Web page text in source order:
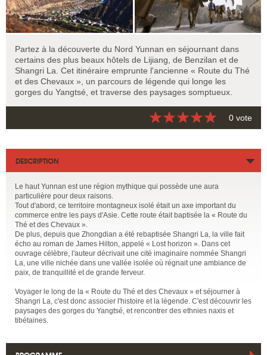
Partez à la découverte du Nord Yunnan en séjournant dans
certains des plus beaux hôtels de Lijiang, de Benzilan et de
Shangri La. Cet itinéraire emprunte l'ancienne « Route du Thé
et des Chevaux », un parcours de légende qui longe les
gorges du Yangtsé, et traverse des paysages somptueux.
0 vote
DESCRIPTION
Le haut Yunnan est une région mythique qui possède une aura
particulière pour deux raisons.
Tout d'abord, ce territoire montagneux isolé était un axe important du
commerce entre les pays d'Asie. Cette route était baptisée la « Route du
Thé et des Chevaux ».
De plus, depuis que Zhongdian a été rebaptisée Shangri La, la ville fait
écho au roman de James Hilton, appelé « Lost horizon ». Dans cet
ouvrage célèbre, l'auteur décrivait une cité imaginaire nommée Shangri
La, une ville nichée dans une vallée isolée où régnait une ambiance de
paix, de tranquillité et de grande ferveur.
Voyager le long de la « Route du Thé et des Chevaux » et séjourner à
Shangri La, c'est donc associer l'histoire et la légende. C'est découvrir les
paysages des gorges du Yangtsé, et rencontrer des ethnies naxis et
tibétaines.